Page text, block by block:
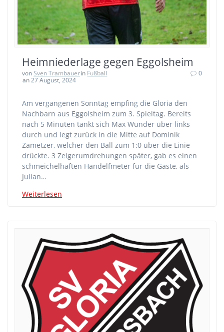
Heimniederlage gegen Eggolsheim
vonSven Trambauerin Fußball
an 27 August, 2024
0
Am vergangenen Sonntag empfing die Gloria den
Nachbarn aus Eggolsheim zum 3. Spieltag. Bereits
nach 5 Minuten tankt sich Max Wunder über links
durch und legt zurück in die Mitte auf Dominik
Zametzer, welcher den Ball zum 1:0 über die Linie
drückte. 3 Zeigerumdrehungen später, gab es einen
schmeichelhaften Handelfmeter für die Gäste, als
Julian…
Weiterlesen